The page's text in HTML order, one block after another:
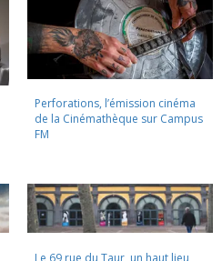
Perforations, l’émission cinéma
de la Cinémathèque sur Campus
FM
Le 69 rue du Taur, un haut lieu